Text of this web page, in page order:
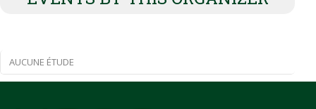
AUCUNE ÉTUDE